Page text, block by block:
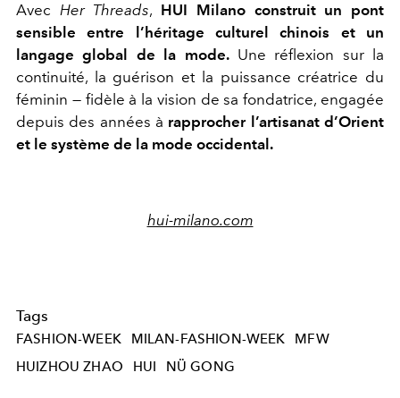
Avec Her Threads, HUI Milano construit un pont
sensible entre l’héritage culturel chinois et un
langage global de la mode.Une réflexion sur la
continuité, la guérison et la puissance créatrice du
féminin — fidèle à la vision de sa fondatrice, engagée
depuis des années à rapprocher l’artisanat d’Orient
et le système de la mode occidental.
hui-milano.com
Tags
FASHION-WEEK MILAN-FASHION-WEEK
MFW
HUIZHOU ZHAO
HUI NÜ GONG